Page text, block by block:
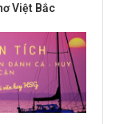
Việt Bắc